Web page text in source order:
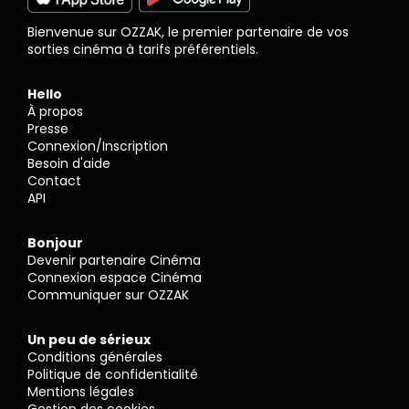
Bienvenue sur OZZAK, le premier partenaire de vos
sorties cinéma à tarifs préférentiels.
Hello
À propos
Presse
Connexion/Inscription
Besoin d'aide
Contact
API
Bonjour
Devenir partenaire Cinéma
Connexion espace Cinéma
Communiquer sur OZZAK
Un peu de sérieux
Conditions générales
Politique de confidentialité
Mentions légales